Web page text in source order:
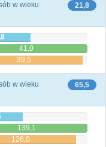
21,8
w wieku
41,0
39,5
65,5
w wieku
139,1
126,0